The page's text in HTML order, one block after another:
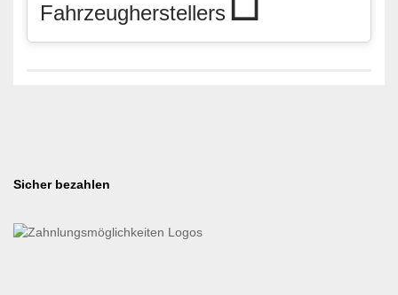
Fahrzeugherstellers
Sicher bezahlen